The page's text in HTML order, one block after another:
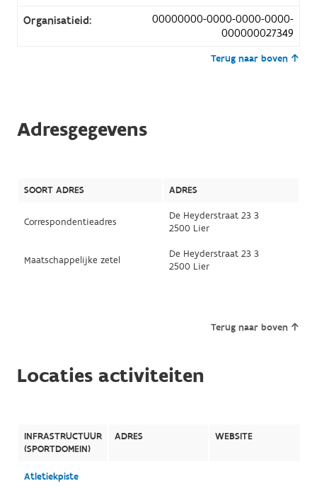
Organisatieid:
00000000-0000-0000-0000-
000000027349
Terug naar boven
Adresgegevens
SOORT ADRES ADRES
Correspondentieadres
De Heyderstraat 23 3
2500 Lier
Maatschappelijke zetel
De Heyderstraat 23 3
2500 Lier
Terug naar boven
Locaties activiteiten
INFRASTRUCTUUR
(SPORTDOMEIN)
ADRES WEBSITE
Atletiekpiste